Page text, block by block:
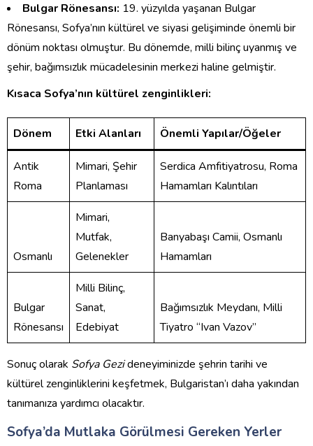
Bulgar Rönesansı: 19. yüzyılda yaşanan Bulgar
Rönesansı, Sofya’nın kültürel ve siyasi gelişiminde önemli bir
dönüm noktası olmuştur. Bu dönemde, milli bilinç uyanmış ve
şehir, bağımsızlık mücadelesinin merkezi haline gelmiştir.
Kısaca Sofya’nın kültürel zenginlikleri:
Dönem Etki Alanları Önemli Yapılar/Öğeler
Antik
Roma
Mimari, Şehir
Planlaması
Serdica Amfitiyatrosu, Roma
Hamamları Kalıntıları
Osmanlı
Mimari,
Mutfak,
Gelenekler
Banyabaşı Camii, Osmanlı
Hamamları
Bulgar
Rönesansı
Milli Bilinç,
Sanat,
Edebiyat
Bağımsızlık Meydanı, Milli
Tiyatro “Ivan Vazov”
Sonuç olarak Sofya Gezideneyiminizde şehrin tarihi ve
kültürel zenginliklerini keşfetmek, Bulgaristan’ı daha yakından
tanımanıza yardımcı olacaktır.
Sofya’da Mutlaka Görülmesi Gereken Yerler